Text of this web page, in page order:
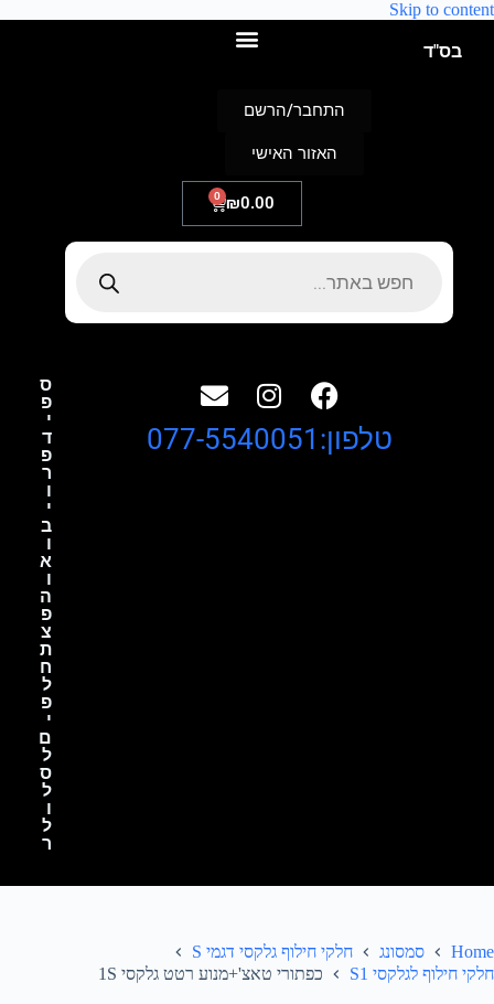
Skip to content
בס"ד
₪0.00
0
התחבר/הרשם
האזור האישי
ס
פ
י
ד
פ
ר
ו
י
ב
ו
א
ו
ה
פ
צ
ת
ח
ל
פ
י
ם
ל
ס
ל
ו
ל
ר
טלפון:077-5540051
Home סמסונג
חלקי חילוף גלקסי דגמי S
חלקי חילוף לגלקסי S1
כפתורי טאצ'+מנוע רטט גלקסי 1S